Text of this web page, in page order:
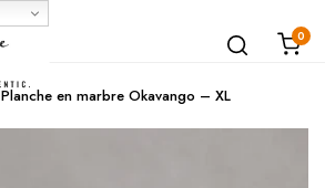
0
Planche en marbre Okavango – XL